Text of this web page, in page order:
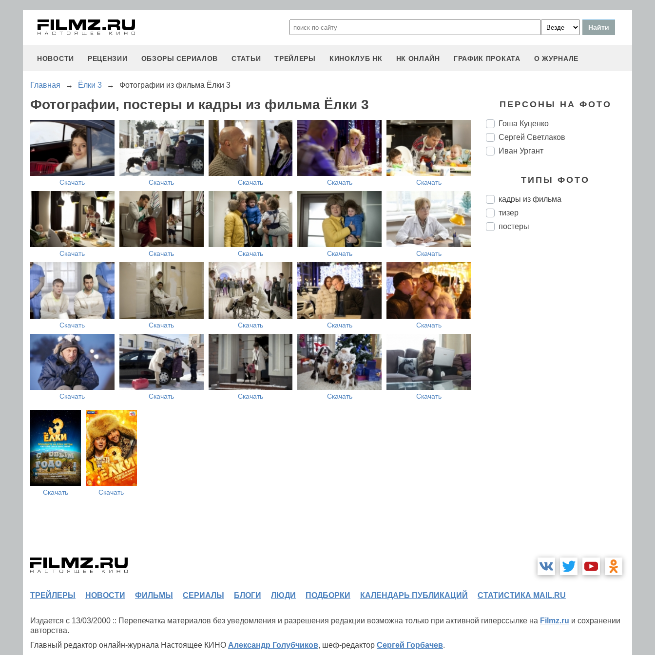
НОВОСТИ РЕЦЕНЗИИ ОБЗОРЫ СЕРИАЛОВ СТАТЬИ ТРЕЙЛЕРЫ КИНОКЛУБ НК НК ОНЛАЙН ГРАФИК ПРОКАТА О ЖУРНАЛЕ
Главная → Ёлки 3 → Фотографии из фильма Ёлки 3
Фотографии, постеры и кадры из фильма Ёлки 3
Скачать Скачать Скачать Скачать Скачать
Скачать Скачать Скачать Скачать Скачать
Скачать Скачать Скачать Скачать Скачать
Скачать Скачать Скачать Скачать Скачать
Скачать Скачать
ПЕРСОНЫ НА ФОТО
Гоша Куценко
Сергей Светлаков
Иван Ургант
ТИПЫ ФОТО
кадры из фильма
тизер
постеры
ТРЕЙЛЕРЫ НОВОСТИ ФИЛЬМЫ СЕРИАЛЫ БЛОГИ ЛЮДИ ПОДБОРКИ КАЛЕНДАРЬ ПУБЛИКАЦИЙ СТАТИСТИКА MAIL.RU
Издается с 13/03/2000 :: Перепечатка материалов без уведомления и разрешения редакции возможна только при активной гиперссылке на Filmz.ru и сохранении
авторства.
Главный редактор онлайн-журнала Настоящее КИНО Александр Голубчиков, шеф-редактор Сергей Горбачев.